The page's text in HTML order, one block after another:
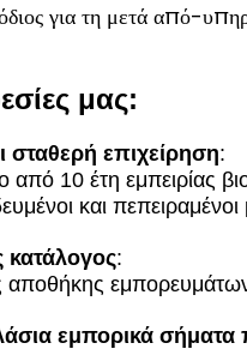
για τη μετά από-
μας:
σταθερή επιχείρηση:
από 10 έτη εμπειρίας
και
:
αποθήκης
εμπορικά σήματα